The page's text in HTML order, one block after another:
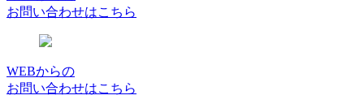
お問い合わせはこちら
WEBからの
お問い合わせはこちら